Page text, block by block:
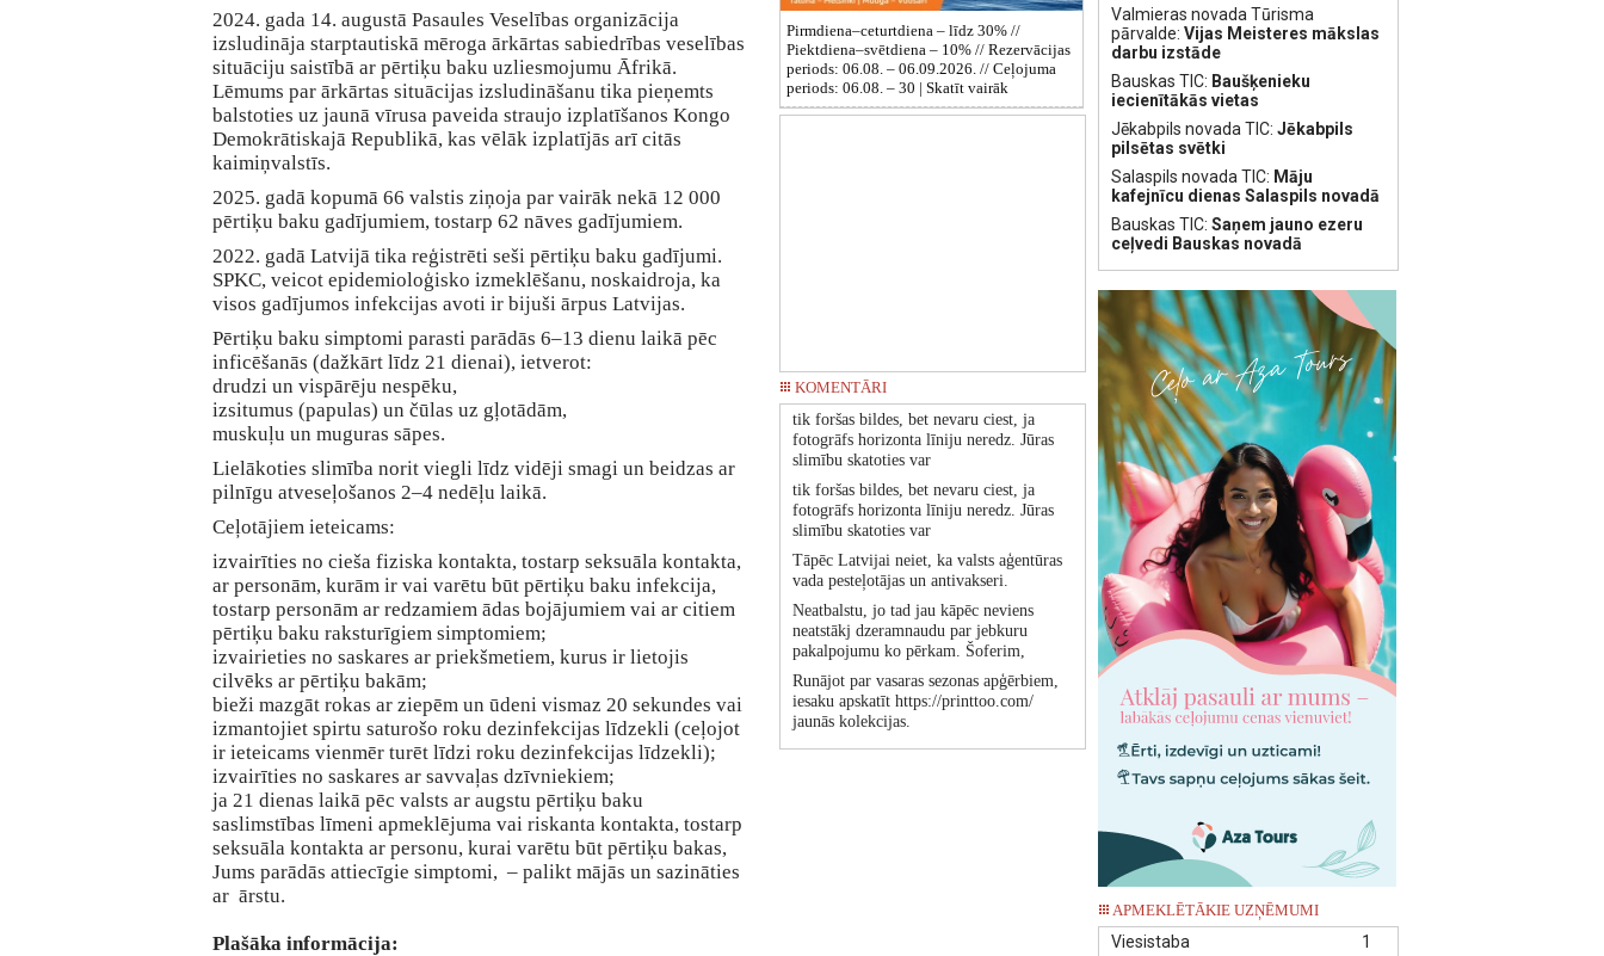
2024. gada 14. augustā Pasaules Veselības organizācija
izsludināja starptautiskā mēroga ārkārtas sabiedrības veselības
situāciju saistībā ar pērtiķu baku uzliesmojumu Āfrikā.
Lēmums par ārkārtas situācijas izsludināšanu tika pieņemts
balstoties uz jaunā vīrusa paveida straujo izplatīšanos Kongo
Demokrātiskajā Republikā, kas vēlāk izplatījās arī citās
kaimiņvalstīs.
2025. gadā kopumā 66 valstis ziņoja par vairāk nekā 12 000
pērtiķu baku gadījumiem, tostarp 62 nāves gadījumiem.
2022. gadā Latvijā tika reģistrēti seši pērtiķu baku gadījumi.
SPKC, veicot epidemioloģisko izmeklēšanu, noskaidroja, ka
visos gadījumos infekcijas avoti ir bijuši ārpus Latvijas.
Pērtiķu baku simptomi parasti parādās 6–13 dienu laikā pēc
inficēšanās (dažkārt līdz 21 dienai), ietverot:
drudzi un vispārēju nespēku,
izsitumus (papulas) un čūlas uz gļotādām,
muskuļu un muguras sāpes.
Lielākoties slimība norit viegli līdz vidēji smagi un beidzas ar
pilnīgu atveseļošanos 2–4 nedēļu laikā.
Ceļotājiem ieteicams:
izvairīties no cieša fiziska kontakta, tostarp seksuāla kontakta,
ar personām, kurām ir vai varētu būt pērtiķu baku infekcija,
tostarp personām ar redzamiem ādas bojājumiem vai ar citiem
pērtiķu baku raksturīgiem simptomiem;
izvairieties no saskares ar priekšmetiem, kurus ir lietojis
cilvēks ar pērtiķu bakām;
bieži mazgāt rokas ar ziepēm un ūdeni vismaz 20 sekundes vai
izmantojiet spirtu saturošo roku dezinfekcijas līdzekli (ceļojot
ir ieteicams vienmēr turēt līdzi roku dezinfekcijas līdzekli);
izvairīties no saskares ar savvaļas dzīvniekiem;
ja 21 dienas laikā pēc valsts ar augstu pērtiķu baku
saslimstības līmeni apmeklējuma vai riskanta kontakta, tostarp
seksuāla kontakta ar personu, kurai varētu būt pērtiķu bakas,
Jums parādās attiecīgie simptomi, – palikt mājās un sazināties
ar ārstu.
Plašāka informācija:
Pirmdiena–ceturtdiena – līdz 30% //
Piektdiena–svētdiena – 10% // Rezervācijas
periods: 06.08. – 06.09.2026. // Ceļojuma
periods: 06.08. – 30 | Skatīt vairāk
KOMENTĀRI
tik foršas bildes, bet nevaru ciest, ja
fotogrāfs horizonta līniju neredz. Jūras
slimību skatoties var
tik foršas bildes, bet nevaru ciest, ja
fotogrāfs horizonta līniju neredz. Jūras
slimību skatoties var
Tāpēc Latvijai neiet, ka valsts aģentūras
vada pesteļotājas un antivakseri.
Neatbalstu, jo tad jau kāpēc neviens
neatstākj dzeramnaudu par jebkuru
pakalpojumu ko pērkam. Šoferim,
Runājot par vasaras sezonas apģērbiem,
iesaku apskatīt https://printtoo.com/
jaunās kolekcijas.
Valmieras novada Tūrisma
pārvalde: Vijas Meisteres mākslas
darbu izstāde
Bauskas TIC: Baušķenieku
iecienītākās vietas
Jēkabpils novada TIC: Jēkabpils
pilsētas svētki
Salaspils novada TIC: Māju
kafejnīcu dienas Salaspils novadā
Bauskas TIC: Saņem jauno ezeru
ceļvedi Bauskas novadā
APMEKLĒTĀKIE UZŅĒMUMI
1
Viesistaba